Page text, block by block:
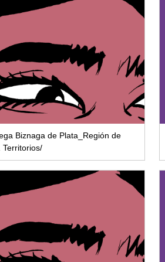
Biznaga de Plata_Región de
Territorios/